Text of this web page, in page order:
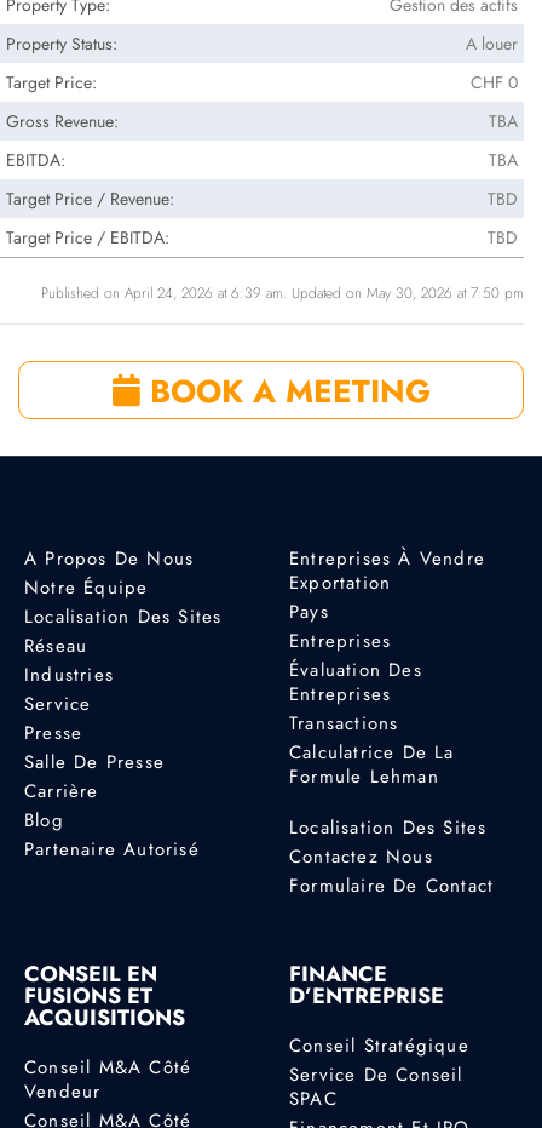
Property Type:
Gestion des actifs
Property Status:
A louer
Target Price:
CHF 0
Gross Revenue:
TBA
EBITDA:
TBA
Target Price / Revenue:
TBD
Target Price / EBITDA:
TBD
Published on April 24, 2026 at 6:39 am. Updated on May 30, 2026 at 7:50 pm
BOOK A MEETING
A Propos De Nous
Notre Équipe
Localisation Des Sites
Réseau
Industries
Service
Presse
Salle De Presse
Carrière
Blog
Partenaire Autorisé
Entreprises À Vendre
Exportation
Pays
Entreprises
Évaluation Des
Entreprises
Transactions
Calculatrice De La
Formule Lehman
Localisation Des Sites
Contactez Nous
Formulaire De Contact
CONSEIL EN
FUSIONS ET
ACQUISITIONS
Conseil M&A Côté
Vendeur
Conseil M&A Côté
FINANCE
D’ENTREPRISE
Conseil Stratégique
Service De Conseil
SPAC